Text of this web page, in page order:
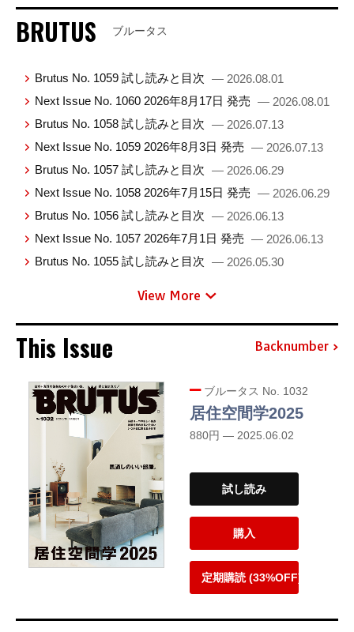
BRUTUS ブルータス
Brutus No. 1059 試し読みと目次 — 2026.08.01
Next Issue No. 1060 2026年8月17日 発売 — 2026.08.01
Brutus No. 1058 試し読みと目次 — 2026.07.13
Next Issue No. 1059 2026年8月3日 発売 — 2026.07.13
Brutus No. 1057 試し読みと目次 — 2026.06.29
Next Issue No. 1058 2026年7月15日 発売 — 2026.06.29
Brutus No. 1056 試し読みと目次 — 2026.06.13
Next Issue No. 1057 2026年7月1日 発売 — 2026.06.13
Brutus No. 1055 試し読みと目次 — 2026.05.30
View More
This Issue Backnumber
ブルータス No. 1032
居住空間学2025
880円 — 2025.06.02
試し読み
購入
定期購読 (33%OFF)